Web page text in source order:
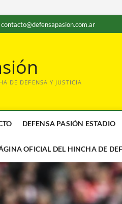
contacto@defensapasion.com.ar
DE DEFENSA Y JUSTICIA
DEFENSA PASIÓN ESTADIO
OFICIAL DEL HINCHA DE